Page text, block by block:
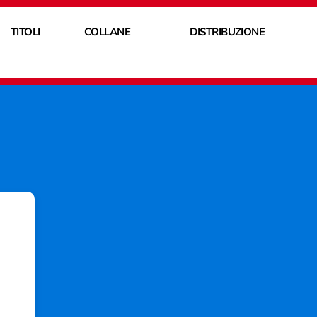
TITOLI COLLANE DISTRIBUZIONE